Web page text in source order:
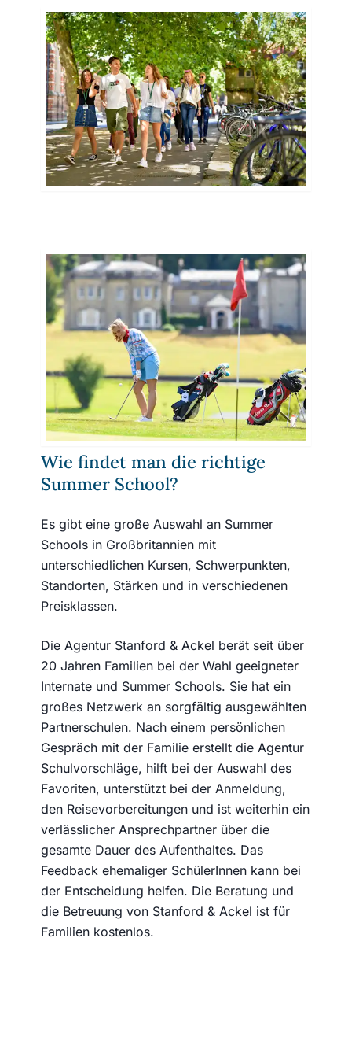
Was kostet eine Summer School
Britische Summer Schools kosten pro Woche
ca. £ 1.400 - £ 2.000. Zusätzliche Ausgaben
entstehen für Flug, Transfer zur Schule und
Taschengeld. Bei aktuellem Pfundkurs kostet
ein zweiwöchiger Aufenthalt ca. € 3.500 - €
4.500 inklusive aller Nebenkosten.
Wie findet man die richtige
Summer School?
Es gibt eine große Auswahl an Summer
Schools in Großbritannien mit
unterschiedlichen Kursen, Schwerpunkten,
Standorten, Stärken und in verschiedenen
Preisklassen.
Die Agentur Stanford & Ackel berät seit über
20 Jahren Familien bei der Wahl geeigneter
Internate und Summer Schools. Sie hat ein
großes Netzwerk an sorgfältig ausgewählten
Partnerschulen. Nach einem persönlichen
Gespräch mit der Familie erstellt die Agentur
Schulvorschläge, hilft bei der Auswahl des
Favoriten, unterstützt bei der Anmeldung,
den Reisevorbereitungen und ist weiterhin ein
verlässlicher Ansprechpartner über die
gesamte Dauer des Aufenthaltes. Das
Feedback ehemaliger SchülerInnen kann bei
der Entscheidung helfen. Die Beratung und
die Betreuung von Stanford & Ackel ist für
Familien kostenlos.